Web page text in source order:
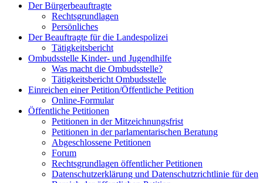
Der Bürgerbeauftragte
Rechtsgrundlagen
Persönliches
Der Beauftragte für die Landespolizei
Tätigkeitsbericht
Ombudsstelle Kinder- und Jugendhilfe
Was macht die Ombudsstelle?
Tätigkeitsbericht Ombudsstelle
Einreichen einer Petition/Öffentliche Petition
Online-Formular
Öffentliche Petitionen
Petitionen in der Mitzeichnungsfrist
Petitionen in der parlamentarischen Beratung
Abgeschlossene Petitionen
Forum
Rechtsgrundlagen öffentlicher Petitionen
Datenschutzerklärung und Datenschutzrichtlinie für den